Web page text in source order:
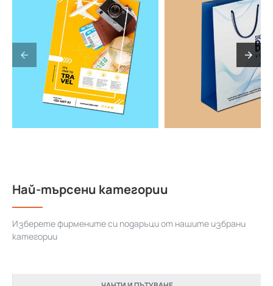
Най-търсени категории
Изберете фирмените си подаръци от нашите избрани